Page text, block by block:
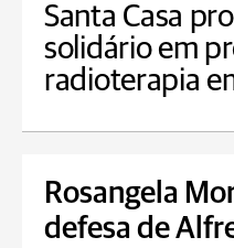
Santa Casa
solidário em
radioterapia
Rosangela
defesa de